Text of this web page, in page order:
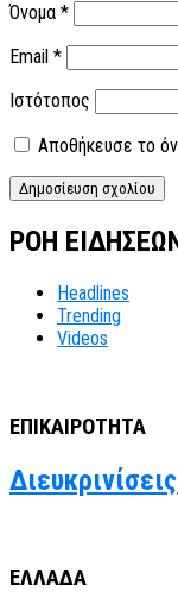
Όνομα *
Email *
Ιστότοπος
Αποθήκευσε το
ΡΟΗ
Headlines
Trending
Videos
ΕΠΙΚΑΙΡΟΤΗΤΑ
ΕΛΛΑΔΑ